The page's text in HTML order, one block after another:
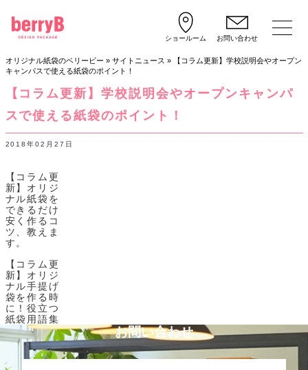
ショールーム お問い合わせ
オリジナル紙袋のベリービー » サイトニュース »
【コラム更新】学校説明会やオープン
キャンパスで使える紙袋のポイント！
【コラム更新】学校説明会やオープンキャンパ
スで使える紙袋のポイント！
2018年02月27日
【コラム更
新】オリジ
ナル紙袋を
できるだけ
安く作るコ
ツ、教えま
す。
【コラム更
新】オリジ
ナル手提げ
袋を作る時
に！役立つ
紙袋用語集
お問い合わせ